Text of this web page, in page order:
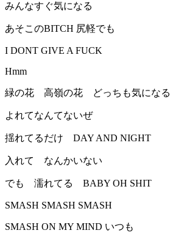
みんなすぐ気になる
あそこのBITCH 尻軽でも
I DONT GIVE A FUCK
Hmm
緑の花 高嶺の花 どっちも気になる
よれてなんてないぜ
揺れてるだけ DAY AND NIGHT
入れて なんかいない
でも 濡れてる BABY OH SHIT
SMASH SMASH SMASH
SMASH ON MY MIND いつも